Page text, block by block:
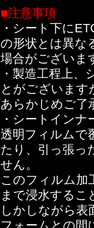
■注意事項
・シート下に
の形状とは異な
場合がございま
・製造工程上
とがございます
あらかじめご了
・シートイン
透明フィルムで
たり、引っ張っ
せん。
このフィルム加
まで浸水するこ
しかしながら表
フォームとの間